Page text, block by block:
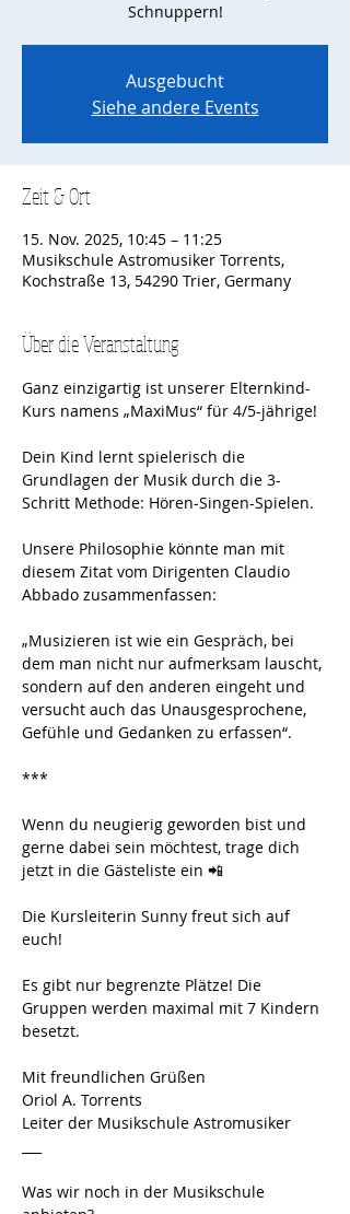
Schnuppern!
Ausgebucht
Siehe andere Events
Zeit & Ort
15. Nov. 2025, 10:45 – 11:25
Musikschule Astromusiker Torrents,
Kochstraße 13, 54290 Trier, Germany
Über die Veranstaltung
Ganz einzigartig ist unserer Elternkind-
Kurs namens „MaxiMus“ für 4/5-jährige!
Dein Kind lernt spielerisch die
Grundlagen der Musik durch die 3-
Schritt Methode: Hören-Singen-Spielen.
Unsere Philosophie könnte man mit
diesem Zitat vom Dirigenten Claudio
Abbado zusammenfassen:
„Musizieren ist wie ein Gespräch, bei
dem man nicht nur aufmerksam lauscht,
sondern auf den anderen eingeht und
versucht auch das Unausgesprochene,
Gefühle und Gedanken zu erfassen“.
***
Wenn du neugierig geworden bist und
gerne dabei sein möchtest, trage dich
jetzt in die Gästeliste ein 📲
Die Kursleiterin Sunny freut sich auf
euch!
Es gibt nur begrenzte Plätze! Die
Gruppen werden maximal mit 7 Kindern
besetzt.
Mit freundlichen Grüßen
Oriol A. Torrents
Leiter der Musikschule Astromusiker
Was wir noch in der Musikschule